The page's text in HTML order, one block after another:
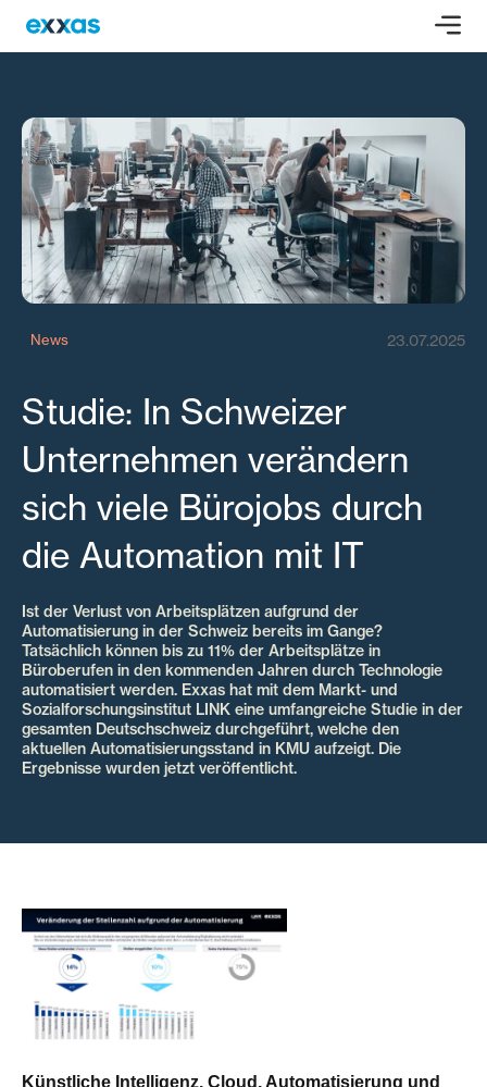
News 23.07.2025
Studie: In Schweizer
Unternehmen verändern
sich viele Bürojobs durch
die Automation mit IT
Ist der Verlust von Arbeitsplätzen aufgrund der
Automatisierung in der Schweiz bereits im Gange?
Tatsächlich können bis zu 11% der Arbeitsplätze in
Büroberufen in den kommenden Jahren durch Technologie
automatisiert werden. Exxas hat mit dem Markt- und
Sozialforschungsinstitut LINK eine umfangreiche Studie in der
gesamten Deutschschweiz durchgeführt, welche den
aktuellen Automatisierungsstand in KMU aufzeigt. Die
Ergebnisse wurden jetzt veröffentlicht.
Künstliche Intelligenz, Cloud, Automatisierung und